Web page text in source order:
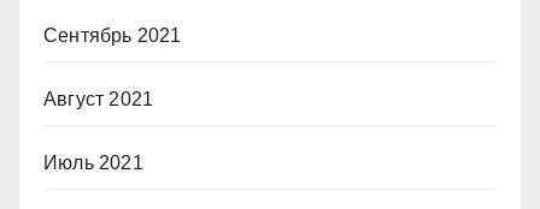
Сентябрь 2021
Август 2021
Июль 2021